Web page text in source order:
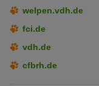
welpen.vdh.de
fci.de
vdh.de
cfbrh.de